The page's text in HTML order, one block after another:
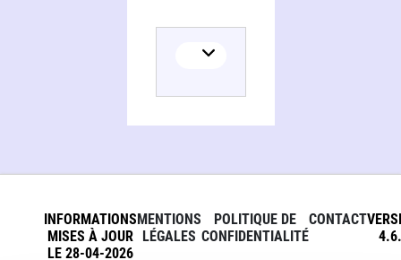
INFORMATIONS
MISES À JOUR
LE 28-04-2026
MENTIONS
LÉGALES
POLITIQUE DE
CONFIDENTIALITÉ
CONTACT